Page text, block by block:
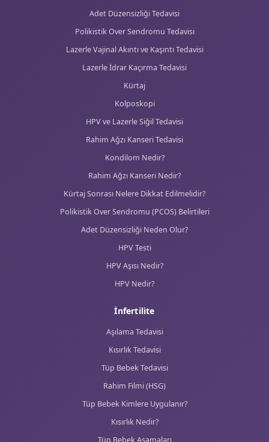
O Noktası Büyütme (O-Shot)
G Noktası Büyütme
Genital PRP
Annelik Estetiği
Lazerle Genital Beyazlatma
Genital Bölge Lazer Estetiği
Genital Bölgede Mezoterapi
Labioplasti Sonrası İyileşme
Lazerle Vajinal Gençleştirme
Jinekoloji
Lazerle Vajinal Sıkılaştırma Tedavisi
Cinsel İsteksizlik
Lazerle Vajinismus Tedavisi
Korunma Yöntemleri
Adet Düzensizliği Tedavisi
Lazerle İdrar Kaçırma Tedavisi
Kürtaj
Kolposkopi
HPV ve Lazerle Siğil Tedavisi
Rahim Ağzı Kanseri Tedavisi
Kondilom Nedir?